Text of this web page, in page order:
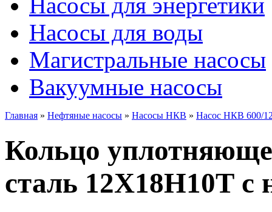
Насосы для воды
Магистральные насосы
Вакуумные насосы
Главная » Нефтяные насосы » Насосы НКВ » Насос НКВ 600/
Кольцо
сталь 12Х18Н10Т с